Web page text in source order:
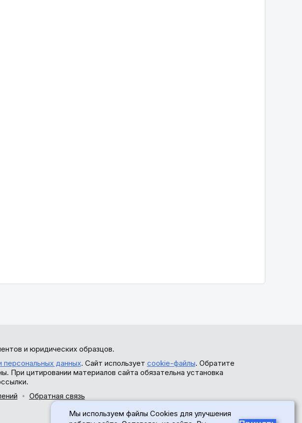
и юридических образцов.
персональных данных. Сайт использует cookie-файлы. Обратите
цитировании материалов сайта обязательна установка
Обратная связь
Мы используем файлы Cookies для улучшения